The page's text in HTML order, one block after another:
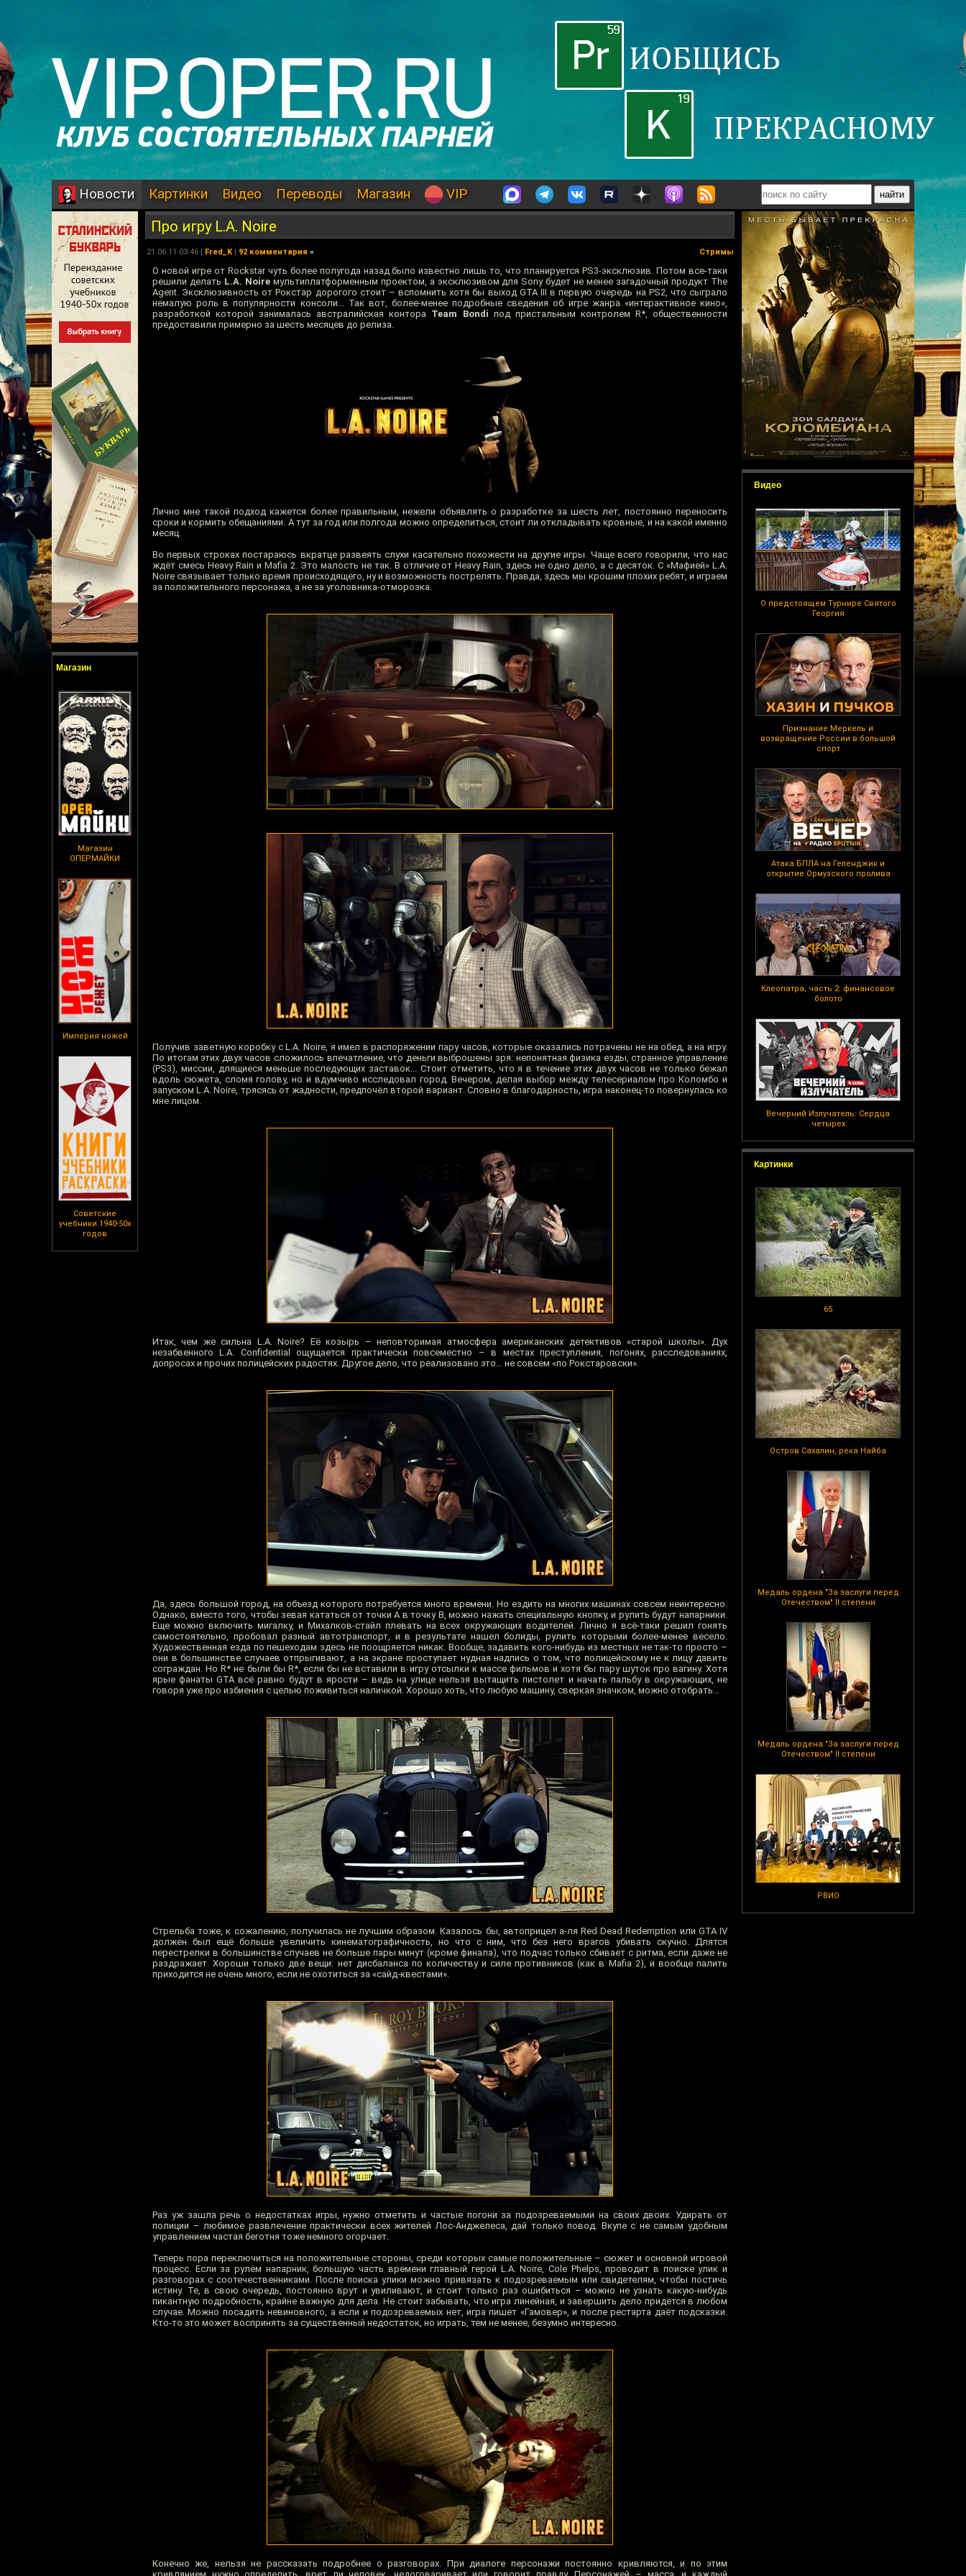
Новости Картинки Видео Переводы Магазин VIP
Магазин
Магазин
ОПЕРМАЙКИ
Империя ножей
Советские
учебники 1940-50х
годов
Видео
О предстоящем Турнире Святого
Георгия
Признание Меркель и
возвращение России в большой
спорт
Атака БПЛА на Геленджик и
открытие Ормузского пролива
Клеопатра, часть 2: финансовое
болото
Вечерний Излучатель: Сердца
четырех
Картинки
65
Остров Сахалин, река Найба
Медаль ордена "За заслуги перед
Отечеством" II степени
Медаль ордена "За заслуги перед
Отечеством" II степени
РВИО
Про игру L.A. Noire
21.06.11 03:46 | Fred_K | 92 комментария » Стримы
О новой игре от Rockstar чуть более полугода назад было известно лишь то, что планируется PS3-эксклюзив. Потом все-таки
решили делать L.A. Noireмультиплатформенным проектом, а эксклюзивом для Sony будет не менее загадочный продукт The
Agent. Эксклюзивность от Рокстар дорогого стоит – вспомнить хотя бы выход GTA III в первую очередь на PS2, что сыграло
немалую роль в популярности консоли... Так вот, более-менее подробные сведения об игре жанра «интерактивное кино»,
разработкой которой занималась австралийская контора Team Bondi под пристальным контролем R*, общественности
предоставили примерно за шесть месяцев до релиза.
Лично мне такой подход кажется более правильным, нежели объявлять о разработке за шесть лет, постоянно переносить
сроки и кормить обещаниями. А тут за год или полгода можно определиться, стоит ли откладывать кровные, и на какой именно
месяц.
Во первых строках постараюсь вкратце развеять слухи касательно похожести на другие игры. Чаще всего говорили, что нас
ждёт смесь Heavy Rain и Mafia 2. Это малость не так. В отличие от Heavy Rain, здесь не одно дело, а с десяток. С «Мафией» L.A.
Noire связывает только время происходящего, ну и возможность пострелять. Правда, здесь мы крошим плохих ребят, и играем
за положительного персонажа, а не за уголовника-отморозка.
Получив заветную коробку с L.A. Noire, я имел в распоряжении пару часов, которые оказались потрачены не на обед, а на игру.
По итогам этих двух часов сложилось впечатление, что деньги выброшены зря: непонятная физика езды, странное управление
(PS3), миссии, длящиеся меньше последующих заставок... Стоит отметить, что я в течение этих двух часов не только бежал
вдоль сюжета, сломя голову, но и вдумчиво исследовал город. Вечером, делая выбор между телесериалом про Коломбо и
запуском L.A. Noire, трясясь от жадности, предпочёл второй вариант. Словно в благодарность, игра наконец-то повернулась ко
мне лицом.
Итак, чем же сильна L.A. Noire? Её козырь – неповторимая атмосфера американских детективов «старой школы». Дух
незабвенного L.A. Confidential ощущается практически повсеместно – в местах преступления, погонях, расследованиях,
допросах и прочих полицейских радостях. Другое дело, что реализовано это… не совсем «по Рокстаровски».
Да, здесь большой город, на объезд которого потребуется много времени. Но ездить на многих машинах совсем неинтересно.
Однако, вместо того, чтобы зевая кататься от точки А в точку В, можно нажать специальную кнопку, и рулить будут напарники.
Еще можно включить мигалку, и Михалков-стайл плевать на всех окружающих водителей. Лично я всё-таки решил гонять
самостоятельно, пробовал разный автотранспорт, и в результате нашел болиды, рулить которыми более-менее весело.
Художественная езда по пешеходам здесь не поощряется никак. Вообще, задавить кого-нибудь из местных не так-то просто –
они в большинстве случаев отпрыгивают, а на экране проступает нудная надпись о том, что полицейскому не к лицу давить
сограждан. Но R* не были бы R*, если бы не вставили в игру отсылки к массе фильмов и хотя бы пару шуток про вагину. Хотя
ярые фанаты GTA всё равно будут в ярости – ведь на улице нельзя вытащить пистолет и начать пальбу в окружающих, не
говоря уже про избиения с целью поживиться наличкой. Хорошо хоть, что любую машину, сверкая значком, можно отобрать...
Стрельба тоже, к сожалению, получилась не лучшим образом. Казалось бы, автоприцел а-ля Red Dead Redemption или GTA IV
должен был ещё больше увеличить кинематографичность, но что с ним, что без него врагов убивать скучно. Длятся
перестрелки в большинстве случаев не больше пары минут (кроме финала), что подчас только сбивает с ритма, если даже не
раздражает. Хороши только две вещи: нет дисбаланса по количеству и силе противников (как в Mafia 2), и вообще палить
приходится не очень много, если не охотиться за «сайд-квестами».
Раз уж зашла речь о недостатках игры, нужно отметить и частые погони за подозреваемыми на своих двоих. Удирать от
полиции – любимое развлечение практически всех жителей Лос-Анджелеса, дай только повод. Вкупе с не самым удобным
управлением частая беготня тоже немного огорчает.
Теперь пора переключиться на положительные стороны, среди которых самые положительные – сюжет и основной игровой
процесс. Если за рулём напарник, большую часть времени главный герой L.A. Noire, Cole Phelps, проводит в поиске улик и
разговорах с соотечественниками. После поиска улики можно привязать к подозреваемым или свидетелям, чтобы постичь
истину. Те, в свою очередь, постоянно врут и увиливают, и стоит только раз ошибиться – можно не узнать какую-нибудь
пикантную подробность, крайне важную для дела. Не стоит забывать, что игра линейная, и завершить дело придётся в любом
случае. Можно посадить невиновного, а если и подозреваемых нет, игра пишет «Гамовер», и после рестарта даёт подсказки.
Кто-то это может воспринять за существенный недостаток, но играть, тем не менее, безумно интересно.
Конечно же, нельзя не рассказать подробнее о разговорах. При диалоге персонажи постоянно кривляются, и по этим